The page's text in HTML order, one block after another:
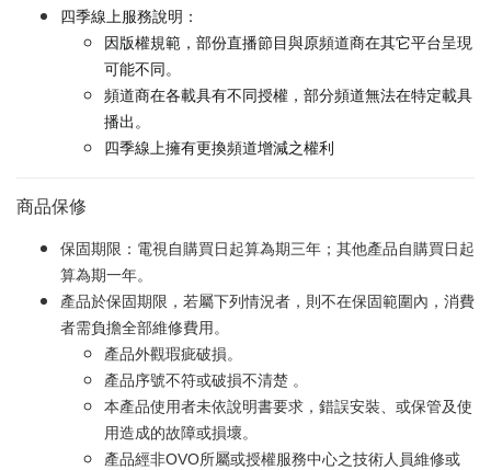
四季線上服務說明：
因版權規範，部份直播節目與原頻道商在其它平台呈現
可能不同。
頻道商在各載具有不同授權，部分頻道無法在特定載具
播出。
四季線上擁有更換頻道增減之權利
商品保修
保固期限：電視自購買日起算為期三年；其他產品自購買日起
算為期一年。
產品於保固期限，若屬下列情況者，則不在保固範圍內，消費
者需負擔全部維修費用。
產品外觀瑕疵破損。
產品序號不符或破損不清楚 。
本產品使用者未依說明書要求，錯誤安裝、或保管及使
用造成的故障或損壞。
產品經非OVO所屬或授權服務中心之技術人員維修或